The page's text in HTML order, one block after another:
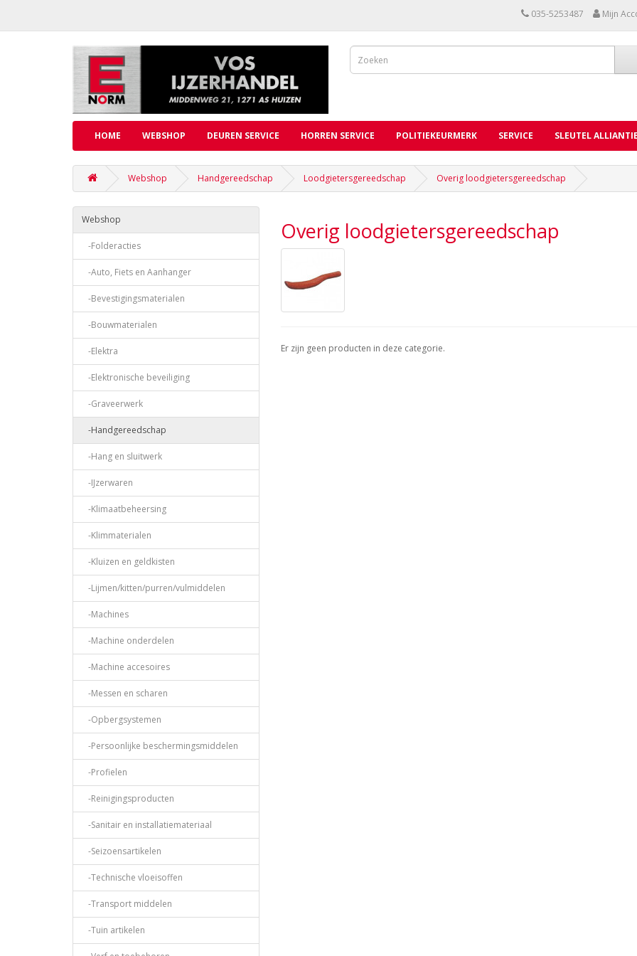
035-5253487 Mijn
HOME WEBSHOP DEUREN SERVICE HORREN SERVICE POLITIEKEURMERK SERVICE SLEUTEL ALLIANTIE
Webshop Handgereedschap Loodgietersgereedschap Overig loodgietersgereedschap
Webshop
-Folderacties
-Auto, Fiets en Aanhanger
-Bevestigingsmaterialen
-Bouwmaterialen
-Elektra
-Elektronische beveiliging
-Graveerwerk
-Handgereedschap
-Hang en sluitwerk
-IJzerwaren
-Klimaatbeheersing
-Klimmaterialen
-Kluizen en geldkisten
-Lijmen/kitten/purren/vulmiddelen
-Machines
-Machine onderdelen
-Machine accesoires
-Messen en scharen
-Opbergsystemen
-Persoonlijke beschermingsmiddelen
-Profielen
-Reinigingsproducten
-Sanitair en installatiemateriaal
-Seizoensartikelen
-Technische vloeisoffen
-Transport middelen
-Tuin artikelen
Overig loodgietersgereedschap
Er zijn geen producten in deze categorie.